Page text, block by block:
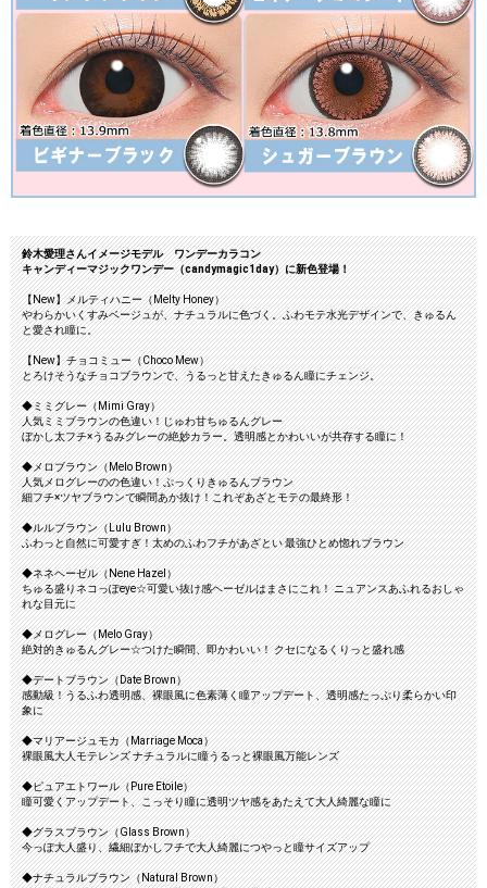
鈴木愛理さんイメージモデル ワンデーカラコン
キャンディーマジックワンデー（candymagic1day）に新色登場！
【New】メルティハニー（Melty Honey）
やわらかいくすみベージュが、ナチュラルに色づく。ふわモテ水光デザインで、きゅるん
と愛され瞳に。
【New】チョコミュー（Choco Mew）
とろけそうなチョコブラウンで、うるっと甘えたきゅるん瞳にチェンジ。
◆ミミグレー（Mimi Gray）
人気ミミブラウンの色違い！じゅわ甘ちゅるんグレー
ぼかし太フチ×うるみグレーの絶妙カラー。透明感とかわいいが共存する瞳に！
◆メロブラウン（Melo Brown）
人気メログレーのの色違い！ぷっくりきゅるんブラウン
細フチ×ツヤブラウンで瞬間あか抜け！これぞあざとモテの最終形！
◆ルルブラウン（Lulu Brown）
ふわっと自然に可愛すぎ！太めのふわフチがあざとい 最強ひとめ惚れブラウン
◆ネネヘーゼル（Nene Hazel）
ちゅる盛りネコっぽeye☆可愛い抜け感ヘーゼルはまさにこれ！ ニュアンスあふれるおしゃ
れな目元に
◆メログレー（Melo Gray）
絶対的きゅるんグレー☆つけた瞬間、即かわいい！ クセになるくりっと盛れ感
◆デートブラウン（Date Brown）
感動級！うるふわ透明感、裸眼風に色素薄く瞳アップデート、透明感たっぷり柔らかい印
象に
◆マリアージュモカ（Marriage Moca）
裸眼風大人モテレンズ ナチュラルに瞳うるっと裸眼風万能レンズ
◆ピュアエトワール（Pure Etoile）
瞳可愛くアップデート、こっそり瞳に透明ツヤ感をあたえて大人綺麗な瞳に
◆グラスブラウン（Glass Brown）
今っぽ大人盛り、繊細ぼかしフチで大人綺麗につやっと瞳サイズアップ
◆ナチュラルブラウン（Natural Brown）